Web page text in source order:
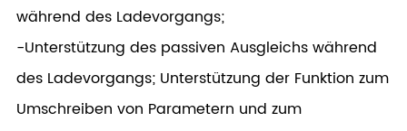
während des Ladevorgangs;
-Unterstützung des passiven Ausgleichs während
des Ladevorgangs; Unterstützung der Funktion zum
Umschreiben von Parametern und zum